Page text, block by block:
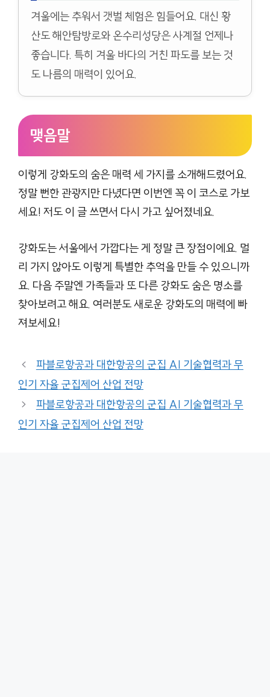
겨울에는 추워서 갯벌 체험은 힘들어요. 대신 황
산도 해안탐방로와 온수리성당은 사계절 언제나
좋습니다. 특히 겨울 바다의 거친 파도를 보는 것
도 나름의 매력이 있어요.
맺음말
이렇게 강화도의 숨은 매력 세 가지를 소개해드렸어요.
정말 뻔한 관광지만 다녔다면 이번엔 꼭 이 코스로 가보
세요! 저도 이 글 쓰면서 다시 가고 싶어졌네요.
강화도는 서울에서 가깝다는 게 정말 큰 장점이에요. 멀
리 가지 않아도 이렇게 특별한 추억을 만들 수 있으니까
요. 다음 주말엔 가족들과 또 다른 강화도 숨은 명소를
찾아보려고 해요. 여러분도 새로운 강화도의 매력에 빠
져보세요!
파블로항공과 대한항공의 군집 AI 기술협력과 무
인기 자율 군집제어 산업 전망
파블로항공과 대한항공의 군집 AI 기술협력과 무
인기 자율 군집제어 산업 전망